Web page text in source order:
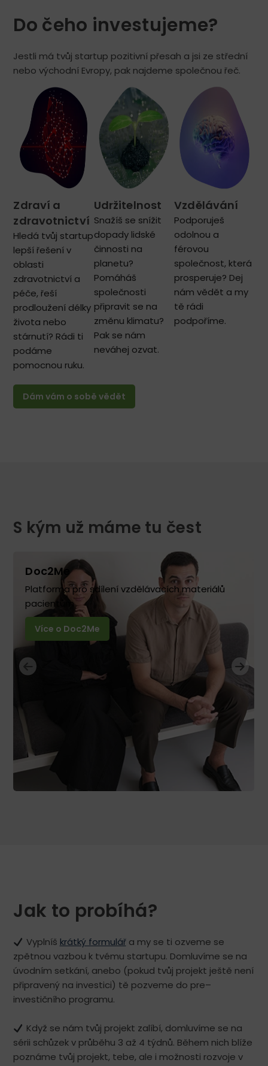
Do čeho investujeme? ​
Jestli má tvůj startup pozitivní přesah a jsi ze střední
nebo východní Evropy, pak najdeme společnou řeč.
Zdraví a
zdravotnictví
Hledá tvůj startup
lepší řešení v
oblasti
zdravotnictví a
péče, řeší
prodloužení délky
života nebo
stárnutí? Rádi ti
podáme
pomocnou ruku.
Udržitelnost
Snažíš se snížit
dopady lidské
činnosti na
planetu?
Pomáháš
společnosti
připravit se na
změnu klimatu?
Pak se nám
neváhej ozvat.
Vzdělávání
Podporuješ
odolnou a
férovou
společnost, která
prosperuje? Dej
nám vědět a my
tě rádi
podpoříme.
Dám vám o sobě vědět
S kým už máme tu čest
Doc2Me
Platforma pro sdílení vzdělávacích materiálů
pacientům
Více o Doc2Me
Jak to probíhá?
Vyplníš krátký formulářa my se ti ozveme se
zpětnou vazbou k tvému startupu. Domluvíme se na
úvodním setkání, anebo (pokud tvůj projekt ještě není
připravený na investici) tě pozveme do pre–
investičního programu.
Když se nám tvůj projekt zalíbí, domluvíme se na
sérii schůzek v průběhu 3 až 4 týdnů. Během nich blíže
poznáme tvůj projekt, tebe, ale i možnosti rozvoje v